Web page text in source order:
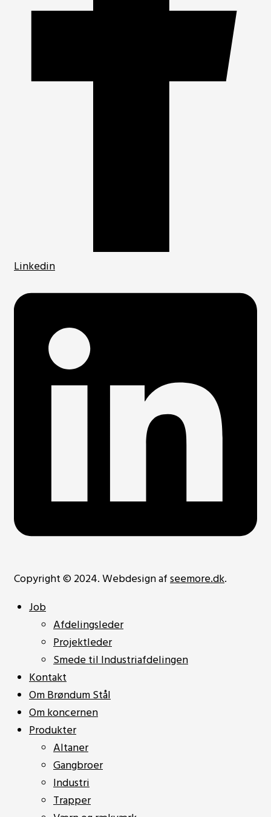
Linkedin
Copyright © 2024. Webdesign afseemore.dk.
Job
Afdelingsleder
Projektleder
Smede til Industriafdelingen
Kontakt
Om Brøndum Stål
Om koncernen
Produkter
Altaner
Gangbroer
Industri
Trapper